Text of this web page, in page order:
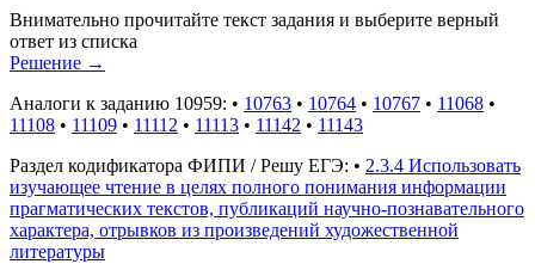
Внимательно прочитайте текст задания и выберите верный
ответ из списка
Решение →
Аналоги к заданию 10959: • 10763 • 10764 • 10767 • 11068 •
11108 • 11109 • 11112 • 11113 • 11142 • 11143
Раздел кодификатора ФИПИ / Решу ЕГЭ: • 2.3.4 Использовать
изучающее чтение в целях полного понимания информации
прагматических текстов, публикаций научно-познавательного
характера, отрывков из произведений художественной
литературы